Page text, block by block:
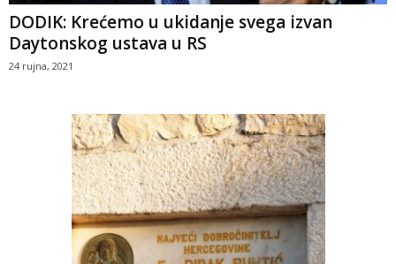
DODIK: Krećemo u ukidanje svega izvan
Daytonskog ustava u RS
24 rujna, 2021